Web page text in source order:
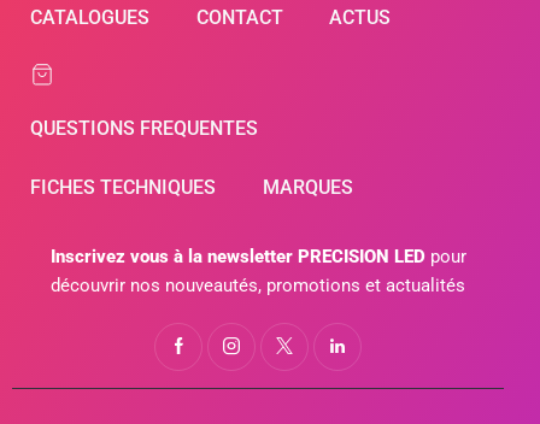
CATALOGUES CONTACT ACTUS
QUESTIONS FREQUENTES
FICHES TECHNIQUES MARQUES
Inscrivez vous à la newsletter PRECISION LEDpour
découvrir nos nouveautés, promotions et actualités